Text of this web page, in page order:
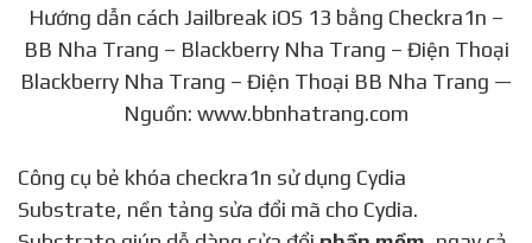
Hướng dẫn cách Jailbreak iOS 13 bằng Checkra1n –
BB Nha Trang – Blackberry Nha Trang – Điện Thoại
Blackberry Nha Trang – Điện Thoại BB Nha Trang —
Nguồn: www.bbnhatrang.com
Công cụ bẻ khóa checkra1n sử dụng Cydia
Substrate, nền tảng sửa đổi mã cho Cydia.